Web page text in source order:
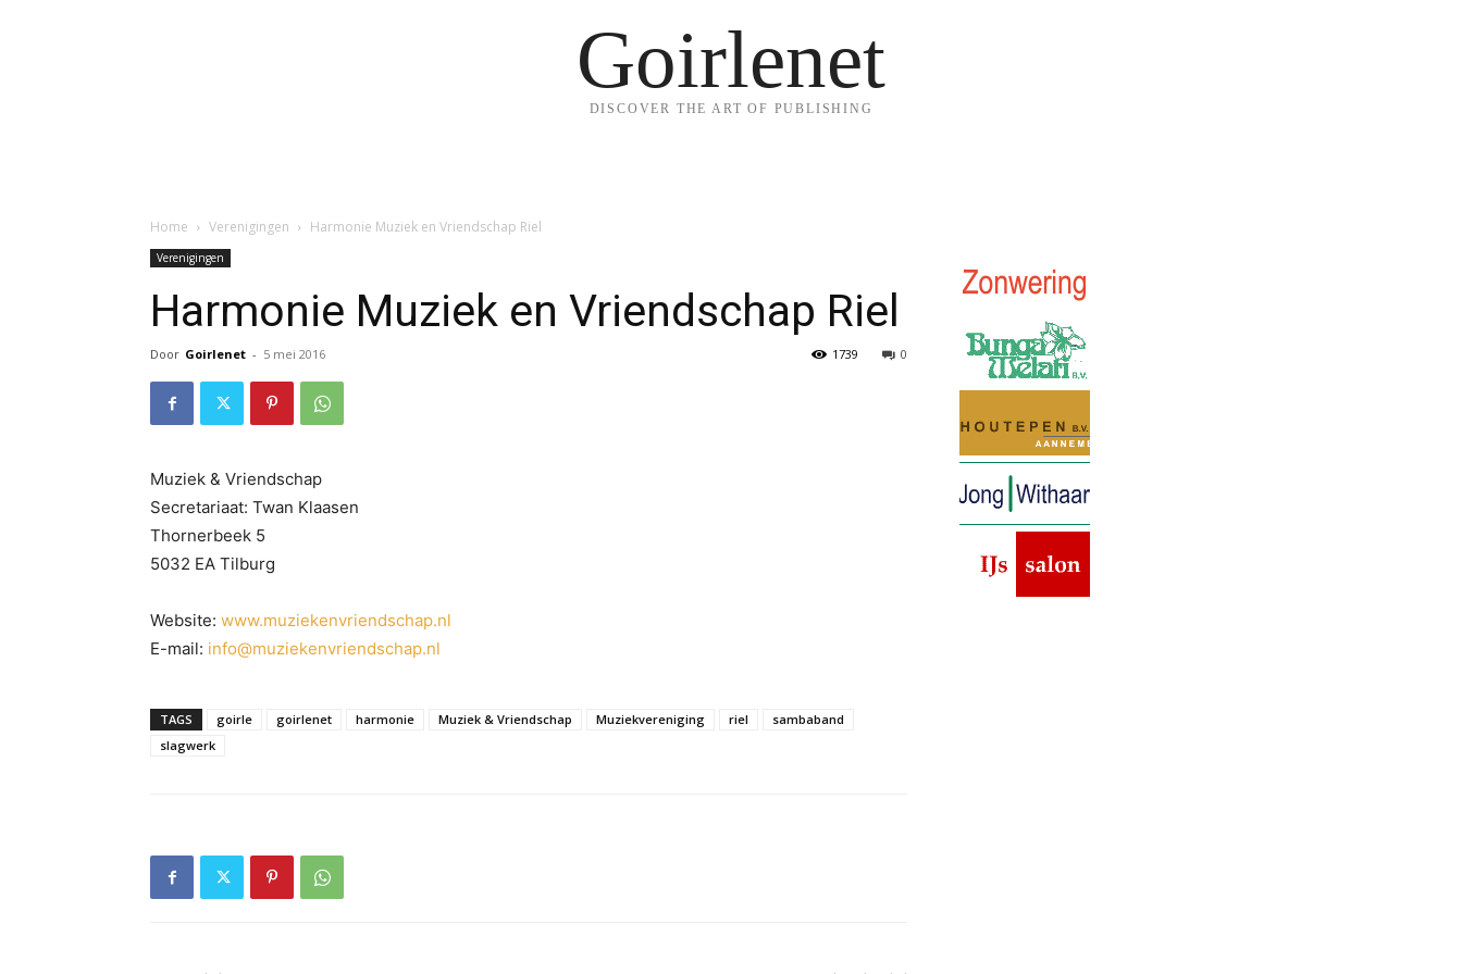
Goirlenet
DISCOVER THE ART OF PUBLISHING
Home Verenigingen Harmonie Muziek en Vriendschap Riel
Verenigingen
Harmonie Muziek en Vriendschap Riel
Door Goirlenet - 5 mei 2016 0
1739
Muziek & Vriendschap
Secretariaat: Twan Klaasen
Thornerbeek 5
5032 EA Tilburg
Website: www.muziekenvriendschap.nl
E-mail: info@muziekenvriendschap.nl
TAGS goirle goirlenet harmonie Muziek & Vriendschap Muziekvereniging riel
sambaband
slagwerk